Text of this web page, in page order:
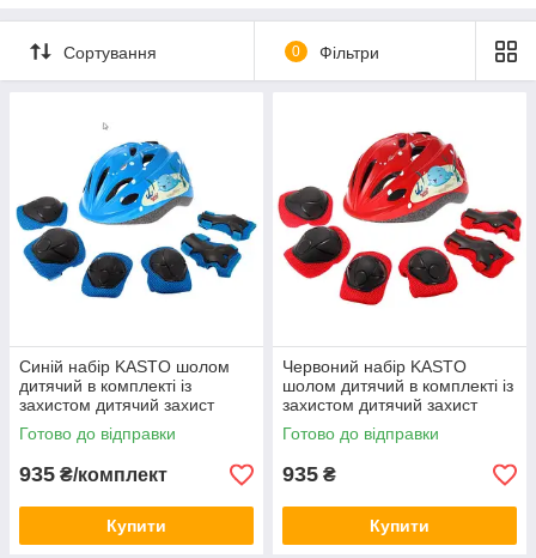
Сортування 0 Фільтри
Синій набір KASTO шолом
дитячий в комплекті із
захистом дитячий захист
катання на велосипеді
роликах самокате
Готово до відправки
935 ₴/комплект
Купити
Червоний набір KASTO
шолом дитячий в комплекті із
захистом дитячий захист
катання на велосипеді
роликах самокате
Готово до відправки
935 ₴
Купити